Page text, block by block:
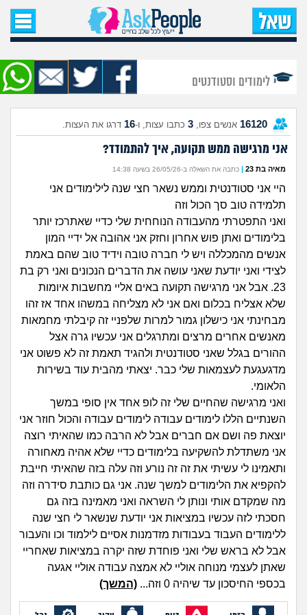
עמוד הבית
שאל שאלה
שאלות חדשות
שאלות שעוררו עניין
עצות חדשות
מתחם הטיפים
מדורים
זוגיות
היריון ולידה
הורות ומשפחה
מתבגרים
מהבקו"ם... ועד מתי?!
לימודים וסטודנטים
עבודה וקריירה
חברים ואנשים
בית, שכנים ושותפים
חיפוש שאלות
הרשמה | התחברות
לימודים וסטודנטים
16120 אנשים צפו, 3 כתבו עצות, ו-16 דרגו את העצות.
אני מרגישה ממש תקועה, איך להתמודד?
מאיה בת 23 | כתבה את השאלה ב-26/05/26 בשעה 14:38
היי אני סטודנטית וממש נשאר חצי שנה לילימודים אני
תלמידה טוב סך הכול וזה
ואני התפטרתי מהעבודה הנוחחית שלי כדיי שאתרכז יותר
בלימודים ואתן פוש אחרון וחזק אני אהובה אל ידיי המון
אנשים מהמכללה ויש לי חברה טובה וידיד טוב שהם באמת
לצידי ואני יודעת שאני עושה את הדברים הנכונים ואני רק בת
23. אבל אני מרגישה תקועה באים אליי מחשבות איומות
שלא אצליח בכלום ואם אני לא מצליחה במשהו אחד אז זהו
מבחינתי אני כישלון גמור למרות שלפניי זה קיבלתי מחמאות
מאנשים אחרים מרצים ומתרגלים אני עכשיו גרה אצל
ההורים בגלל שאני סטודנטית ולהגיד תאמת זה לא פשוט אני
מדגעגעת לעצמאות שלי כבר. יצאתי מהבית עוד בשירות
הלאומי.
ואני מרגישה שהחיים שלי זה לופ אחד אין סופי במשך
השנתיים הללו לימודים עבודה לימודים עבודה והכול חוזר אני
יוצאת פה ושם אם חברים אבל לא הרבה כמו שהאיתי רוצה
אני משתדלת להשקיעה בלימודים כדיי שלא אהיה מאחורה
ותאמינו לי עשיתי את זה זה נורע וזה עלה בזה שהאיתי חייבת
להקפיא את הלימודים למשך שנה. אני גם כותבת סידרה וזה
מה שמקדם אותי ונותן לי השראה ואני מאמינה בזה גם
חסכתי לזה עכשיו במציאות אני יודעת שנשאר לי חצי שנה
ללימודים העבוד בעבודות מזדמנות אסיים לילמוד וכו והעבור
אבל לא בראש שלי ואני פוחדת שזה יקרה במציאות שאחריי
שאתן לעצמי מנוחה אוליי לא אמצה עבודה אוליי אגעה
בכספי החיסכון עד שיהיה 0 וזה...
(המשך)